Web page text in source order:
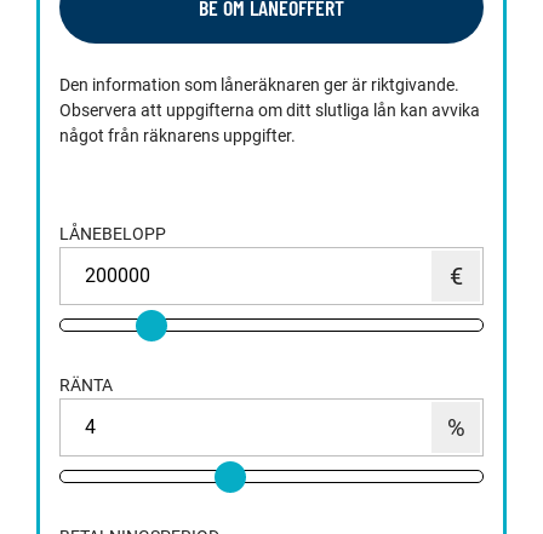
BE OM LÅNEOFFERT
Den information som låneräknaren ger är riktgivande.
Observera att uppgifterna om ditt slutliga lån kan avvika
något från räknarens uppgifter.
LÅNEBELOPP
RÄNTA